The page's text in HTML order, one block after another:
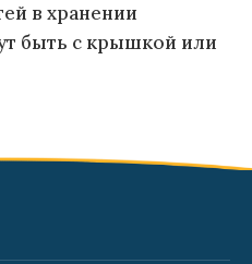
в хранении
быть с крышкой или